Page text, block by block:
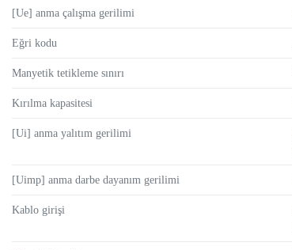
[Ue] anma çalışma gerilimi
Eğri kodu
Manyetik tetikleme sınırı
Kırılma kapasitesi
[Ui] anma yalıtım gerilimi
[Uimp] anma darbe dayanım gerilimi
Kablo girişi